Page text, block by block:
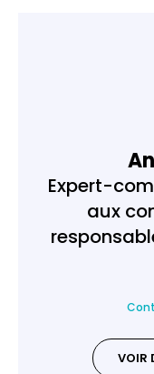
Expert-
aux
VOIR